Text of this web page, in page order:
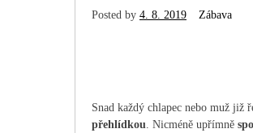
Posted by 4. 8. 2019 Zábava
Snad každý chlapec nebo muž již
přehlídkou . Nicméně upřímně